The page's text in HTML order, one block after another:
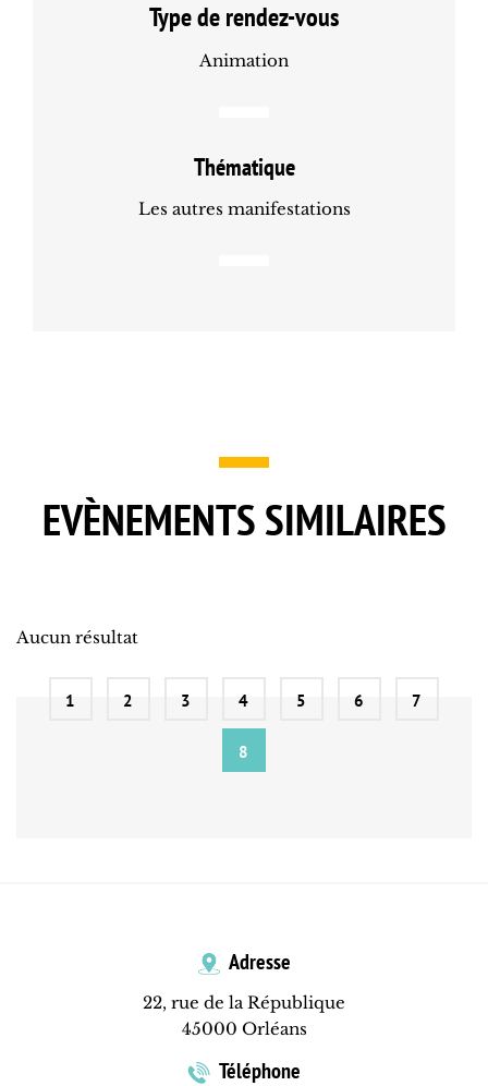
Type de rendez-vous
Animation
Thématique
Les autres manifestations
EVÈNEMENTS SIMILAIRES
Aucun résultat
1 2 3 4 5 6 7
8
Adresse
22, rue de la République
45000 Orléans
Téléphone